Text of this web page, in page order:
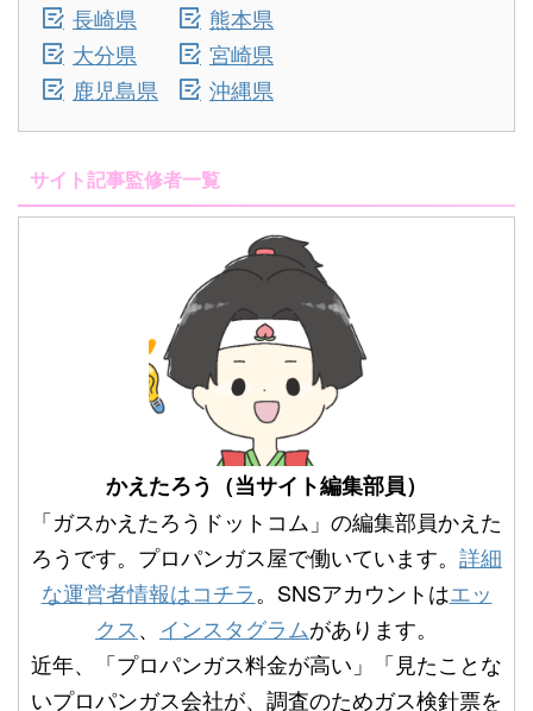
長崎県
熊本県
大分県
宮崎県
鹿児島県
沖縄県
サイト記事監修者一覧
かえたろう（当サイト編集部員）
「ガスかえたろうドットコム」の編集部員かえた
ろうです。プロパンガス屋で働いています。 詳細
な運営者情報はコチラ。SNSアカウントはエッ
クス、 インスタグラムがあります。
近年、「プロパンガス料金が高い」「見たことな
いプロパンガス会社が、調査のためガス検針票を